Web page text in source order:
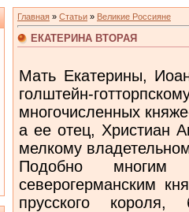
Главная » Статьи » Великие Россияне
ЕКАТЕРИНА ВТОРАЯ
Мать Екатерины,
голштейн-
многочисленных
а ее отец, Христиан
мелкому
Подобно
северогерманским
прусского